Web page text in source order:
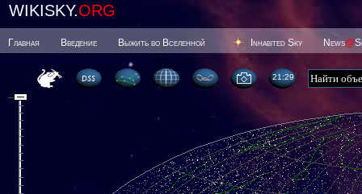
WIKISKY.ORG
Главная Введение Выжить во Вселенной Inhabited Sky News@
21 29